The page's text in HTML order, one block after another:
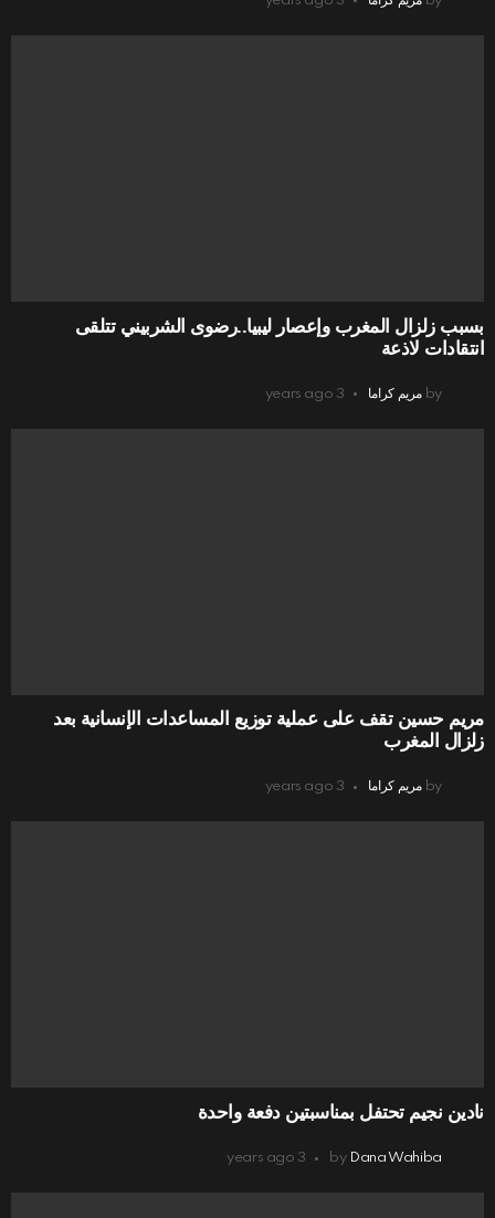
بسبب زلزال المغرب وإعصار ليبيا..رضوى الشربيني تتلقى
انتقادات لاذعة
by مريم كراما 3 years ago
مريم حسين تقف على عملية توزيع المساعدات الإنسانية بعد
زلزال المغرب
by مريم كراما 3 years ago
نادين نجيم تحتفل بمناسبتين دفعة واحدة
by Dana Wahiba
3 years ago